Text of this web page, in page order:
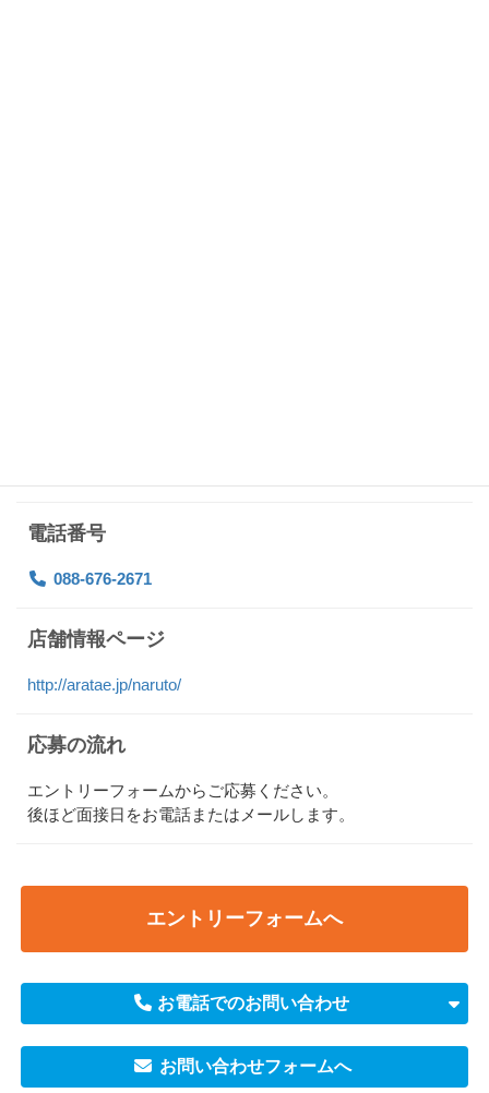
電話番号
088-676-2671
店舗情報ページ
http://aratae.jp/naruto/
応募の流れ
エントリーフォームからご応募ください。
後ほど面接日をお電話またはメールします。
エントリーフォームへ
お電話でのお問い合わせ
お問い合わせフォームへ